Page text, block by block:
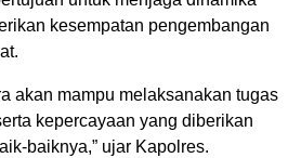
kesempatan pengembangan
akan mampu melaksanakan tugas
kepercayaan yang diberikan
baiknya,” ujar Kapolres.